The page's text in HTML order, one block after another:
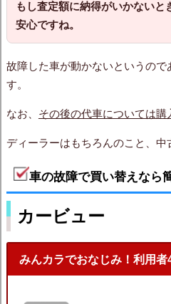
もし査定額に納得がいかない
安心ですね。
故障した車が動かないというの
す。
なお、 その後の代車については
ディーラーはもちろんのこと、
車の故障で買い替えなら
カービュー
みんカラでおなじみ！利用